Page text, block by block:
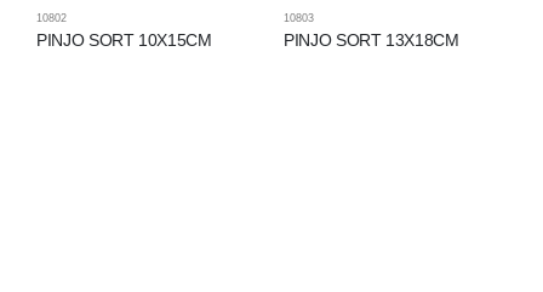
10802
PINJO SORT 10X15CM
10803
PINJO SORT 13X18CM